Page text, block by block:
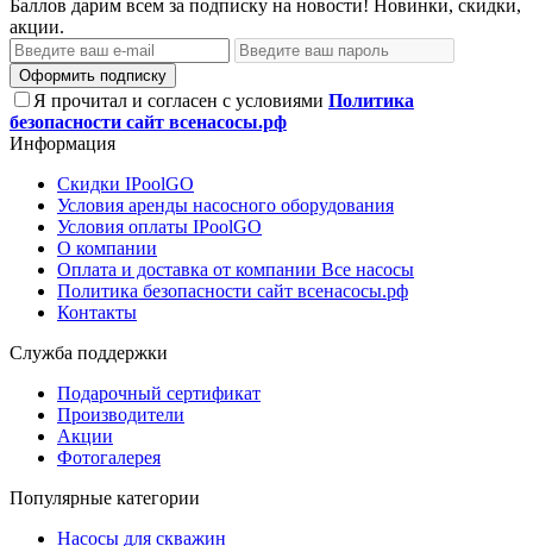
Баллов дарим всем за подписку на новости! Новинки, скидки,
акции.
Оформить подписку
Я прочитал и согласен с условиями Политика
безопасности сайт всенасосы.рф
Информация
Скидки IPoolGO
Условия аренды насосного оборудования
Условия оплаты IPoolGO
О компании
Оплата и доставка от компании Все насосы
Политика безопасности сайт всенасосы.рф
Контакты
Служба поддержки
Подарочный сертификат
Производители
Акции
Фотогалерея
Популярные категории
Насосы для скважин